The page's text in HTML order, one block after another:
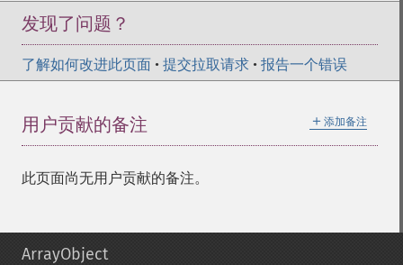
发现了问题？
了解如何改进此页面 • 提交拉取请求 • 报告一个错误
＋ 添加备注
用户贡献的备注
此页面尚无用户贡献的备注。
ArrayObject